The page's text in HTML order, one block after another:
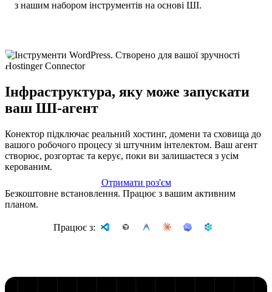
з нашим набором інструментів на основі ШІ.
Hostinger Connector
Інфраструктура, яку може запускати
ваш ШІ-агент
Конектор підключає реальний хостинг, домени та сховища до
вашого робочого процесу зі штучним інтелектом. Ваш агент
створює, розгортає та керує, поки ви залишаєтеся з усім
керованим.
Отримати роз'єм
Безкоштовне встановлення. Працює з вашим активним
планом.
Працює з: